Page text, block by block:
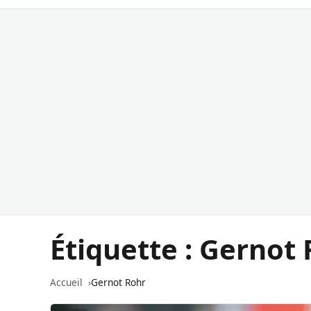
Étiquette : Gernot
Accueil Gernot Rohr